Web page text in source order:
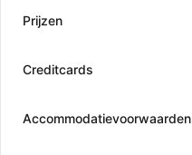
Prijzen
Creditcards
Accommodatievoorwaarden